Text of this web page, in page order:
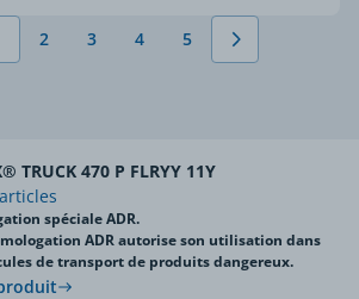
lisez actuellement la page
Page
2 Page
3 Page
4 Page
5
TRUCK 470 P FLRYY 11Y
spéciale ADR.
ADR autorise son utilisation dans
de transport de produits dangereux.